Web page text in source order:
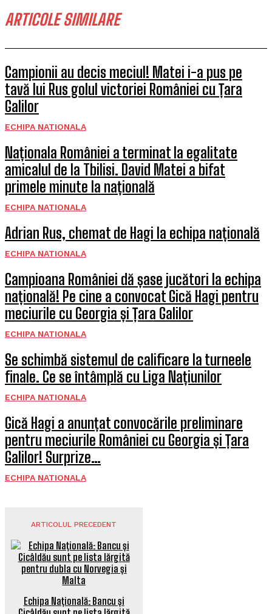
ARTICOLE SIMILARE
Campionii au decis meciul! Matei i-a pus pe
tavă lui Rus golul victoriei României cu Țara
Galilor
ECHIPA NATIONALA
Naționala României a terminat la egalitate
amicalul de la Tbilisi. David Matei a bifat
primele minute la națională
ECHIPA NATIONALA
Adrian Rus, chemat de Hagi la echipa națională
ECHIPA NATIONALA
Campioana României dă șase jucători la echipa
națională! Pe cine a convocat Gică Hagi pentru
meciurile cu Georgia și Țara Galilor
ECHIPA NATIONALA
Se schimbă sistemul de calificare la turneele
finale. Ce se întâmplă cu Liga Națiunilor
ECHIPA NATIONALA
Gică Hagi a anunțat convocările preliminare
pentru meciurile României cu Georgia și Țara
Galilor! Surprize…
ECHIPA NATIONALA
ARTICOLUL PRECEDENT
Echipa Națională: Bancu și